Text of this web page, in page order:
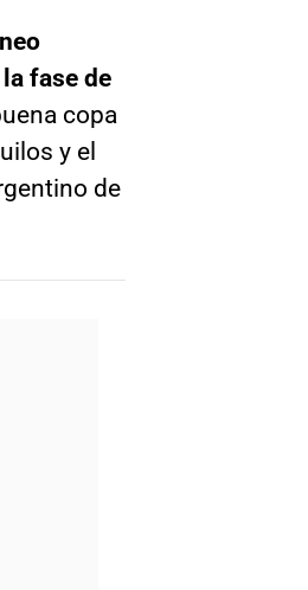
fase de
copa
y el
de